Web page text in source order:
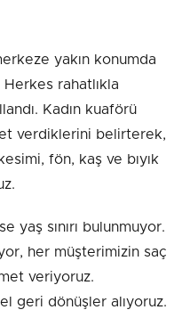
yakın konumda
rahatlıkla
Kadın kuaförü
verdiklerini belirterek,
fön, kaş ve bıyık
yaş sınırı bulunmuyor.
her müşterimizin saç
veriyoruz.
geri dönüşler alıyoruz.